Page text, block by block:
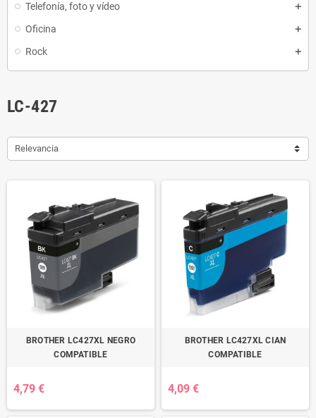
Telefonía, foto y vídeo
Oficina
Rock
LC-427
Relevancia
BROTHER LC427XL NEGRO
COMPATIBLE
4,79 €
BROTHER LC427XL CIAN
COMPATIBLE
4,09 €